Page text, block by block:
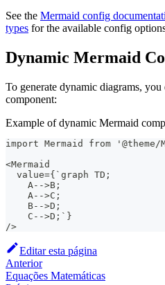
See the Mermaid config
types for the available config
Dynamic Mermaid
To generate dynamic diagrams, you
component:
Example of dynamic Mermaid
import Mermaid from '@theme/
<Mermaid
  value={`graph TD;
    A-->B;
    A-->C;
    B-->D;
    C-->D;`}
/>
Editar esta página
Anterior
Equações Matemáticas